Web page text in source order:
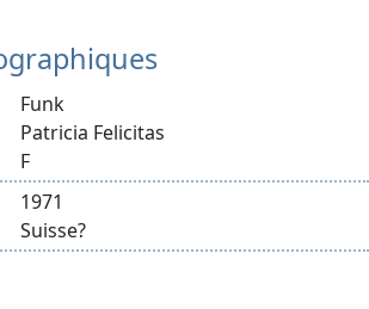
Funk
Patricia Felicitas
F
1971
Suisse?